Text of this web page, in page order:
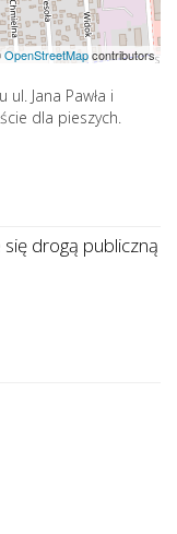
OpenStreetMapcontributors
Jana Pawła i
dla pieszych.
drogą publiczną